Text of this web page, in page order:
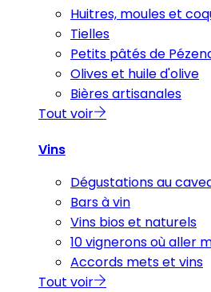
Huitres, moules et
Tielles
Petits pâtés de
Olives et huile d'olive
Bières artisanales
Tout voir
Vins
Dégustations au
Bars à vin
Vins bios et naturels
10 vignerons où aller
Accords mets et vins
Tout voir